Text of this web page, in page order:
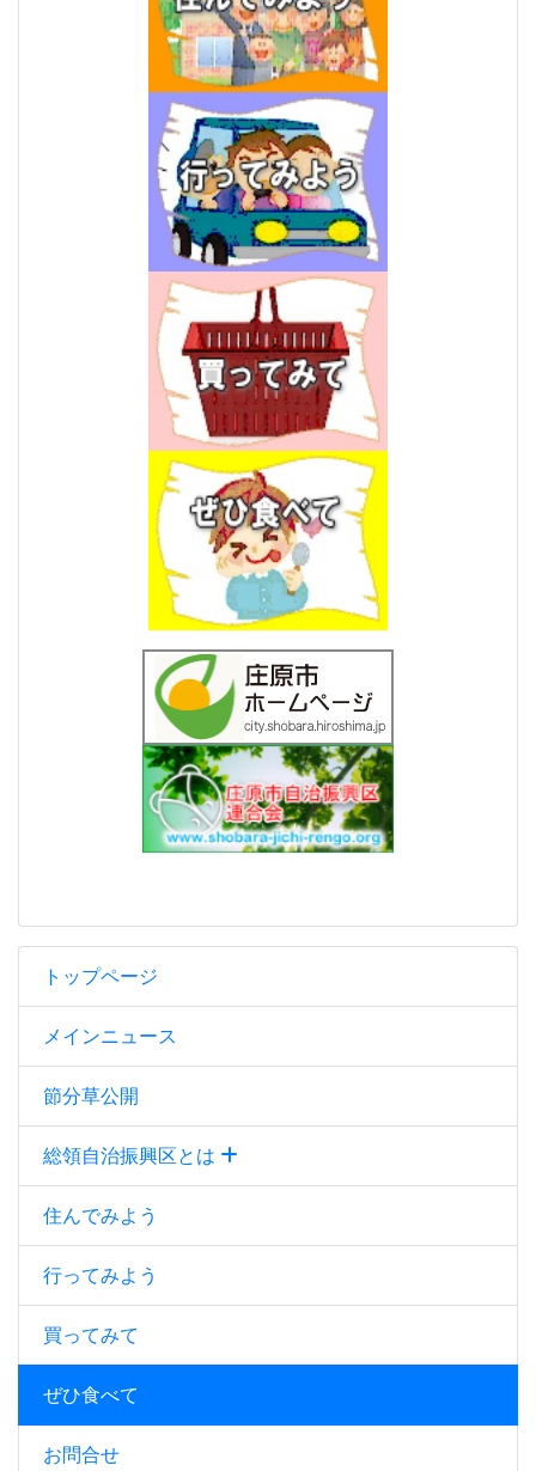
トップページ
メインニュース
節分草公開
総領自治振興区とは
住んでみよう
行ってみよう
買ってみて
ぜひ食べて
お問合せ